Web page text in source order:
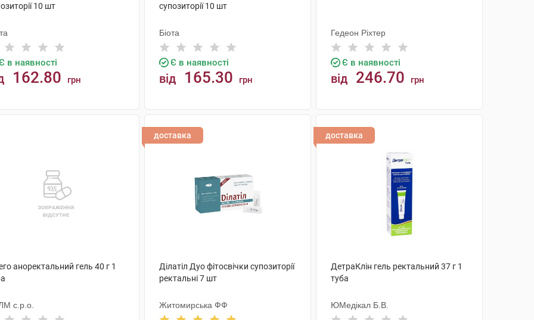
10 шт
в наявності
162.80 грн
супозиторії 10 шт
Біота
Є в наявності
від 165.30 грн
Гедеон Ріхтер
Є в наявності
від 246.70 грн
аноректальний гель 40 г 1
с.р.о.
доставка
Ділатіл Дуо фітосвічки супозиторії
ректальні 7 шт
Житомирська ФФ
доставка
ДетраКлін гель ректальний 37 г 1
туба
ЮМедікал Б.В.